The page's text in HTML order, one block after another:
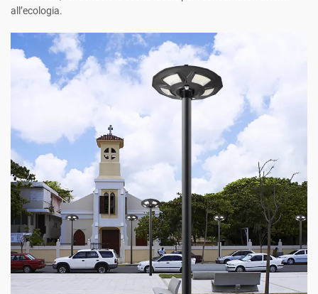
all’ecologia.